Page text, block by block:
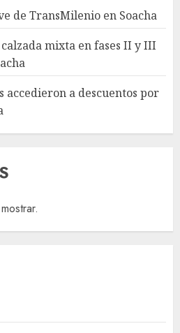
de TransMilenio en Soacha
mixta en fases II y III
accedieron a descuentos por